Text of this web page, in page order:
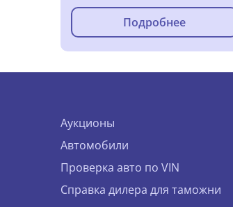
Подробнее
Аукционы
Автомобили
Проверка авто по VIN
Справка дилера для таможни